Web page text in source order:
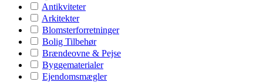
Antikviteter
Arkitekter
Blomsterforretninger
Bolig Tilbehør
Brændeovne & Pejse
Byggematerialer
Ejendomsmægler